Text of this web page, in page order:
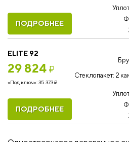
ПОДРОБНЕЕ
ELITE 92
29 824 ₽
«Под ключ»:35 373₽
Стеклопакет: 2
ПОДРОБНЕЕ